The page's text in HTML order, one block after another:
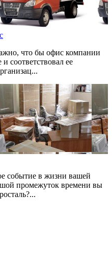
что бы офис компании
соответствовал ее
событие в жизни вашей
промежуток времени вы